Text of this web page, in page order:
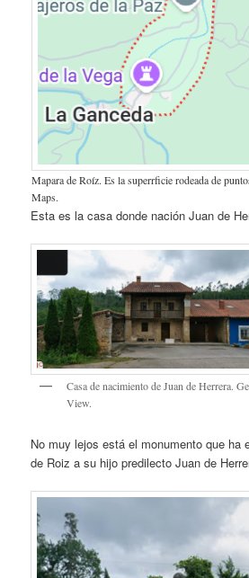
Mapara de Roíz. Es la superrficie rodeada de
Maps.
Esta es la casa donde nación Juan de
Casa de nacimiento de Juan de Herrera.
View.
No muy lejos está el monumento que ha
de Roiz a su hijo predilecto Juan de